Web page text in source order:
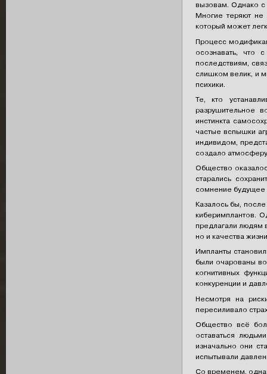
вызовам. Однако с
Многие теряют не
который может
Процесс
осознавать, что
последствиям,
слишком велик, и
психики.
Те, кто
разрушительное
инстинкта
частые вспышки
индивидом,
создало
Общество
старались
сомнение будущее
Казалось бы,
киберимплантов.
предлагали людям
но и качества
Импланты
были очарованы
когнитивных
конкуренции и
Несмотря на
пересиливало
Общество всё
оставаться
изначально они
испытывали
Со временем,